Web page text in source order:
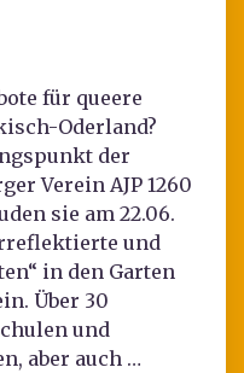
für queere
Oderland?
der
Verein AJP 1260
sie am 22.06.
und
in den Garten
Über 30
und
aber auch …